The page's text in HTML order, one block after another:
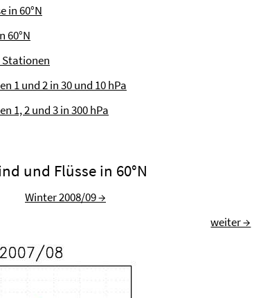
in 60°N
60°N
1 und 2 in 30 und 10 hPa
1, 2 und 3 in 300 hPa
und Flüsse in 60°N
Winter 2008/09 →
weiter →